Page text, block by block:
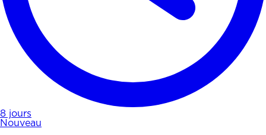
8 jours
Nouveau